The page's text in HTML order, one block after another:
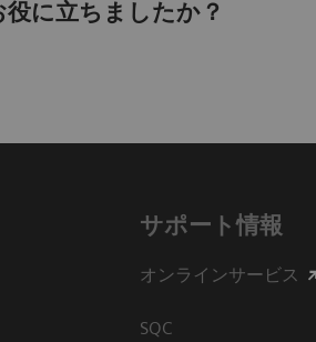
に立ちましたか？
サポート情報
オンラインサービス
SQC